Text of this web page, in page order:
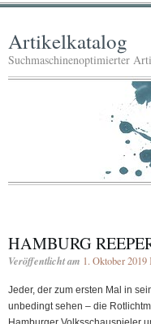
Artikelkatalog
Suchmaschinenoptimierter
HAMBURG
Veröffentlicht am 1. Oktober 2019
Jeder, der zum ersten Mal in
unbedingt sehen – die